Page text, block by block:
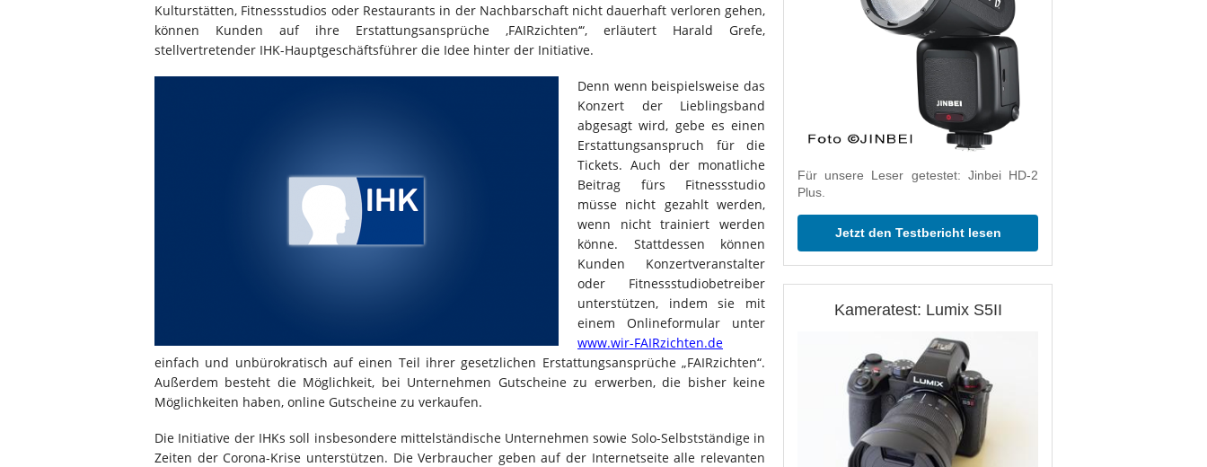
Kulturstätten, Fitnessstudios oder Restaurants in der Nachbarschaft nicht dauerhaft verloren gehen,
können Kunden auf ihre Erstattungsansprüche ‚FAIRzichten‘“, erläutert Harald Grefe,
stellvertretender IHK-Hauptgeschäftsführer die Idee hinter der Initiative.
Denn wenn beispielsweise das
Konzert der Lieblingsband
abgesagt wird, gebe es einen
Erstattungsanspruch für die
Tickets. Auch der monatliche
Beitrag fürs Fitnessstudio
müsse nicht gezahlt werden,
wenn nicht trainiert werden
könne. Stattdessen können
Kunden Konzertveranstalter
oder Fitnessstudiobetreiber
unterstützen, indem sie mit
einem Onlineformular unter
www.wir-FAIRzichten.de
einfach und unbürokratisch auf einen Teil ihrer gesetzlichen Erstattungsansprüche „FAIRzichten“.
Außerdem besteht die Möglichkeit, bei Unternehmen Gutscheine zu erwerben, die bisher keine
Möglichkeiten haben, online Gutscheine zu verkaufen.
Die Initiative der IHKs soll insbesondere mittelständische Unternehmen sowie Solo-Selbstständige in
Zeiten der Corona-Krise unterstützen. Die Verbraucher geben auf der Internetseite alle relevanten
Für unsere Leser getestet: Jinbei HD-2
Plus.
Jetzt den Testbericht lesen
Kameratest: Lumix S5II